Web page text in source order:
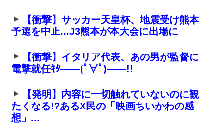
【衝撃】サッカー天皇杯、地震受け熊本
予選を中止...J3熊本が本大会に出場に
【衝撃】イタリア代表、あの男が監督に
電撃就任ｷﾀ――(ﾟ∀ﾟ)――!!
【発明】内容に一切触れていないのに観
たくなる!?あるX民の「映画ちいかわの感
想」...